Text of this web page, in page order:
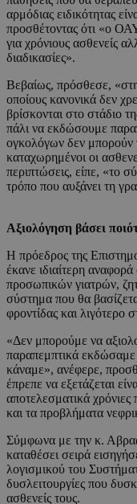
αρμόδιας ειδικότητας
προσθέτοντας ότι «ο
για χρόνιους ασθενείς
διαδικασίες».
Βεβαίως, πρόσθεσε,
οποίους κανονικά δεν
βρίσκονται στο στάδιο
πάλι να εκδώσουμε
ογκολόγων δεν μπορούν
καταχωρημένοι οι
περιπτώσεις, είπε, «το
τρόπο που αυξάνει τη
Αξιολόγηση βάσει
Η πρόεδρος της
έκανε ιδιαίτερη
προσωπικών γιατρών,
σύστημα που θα
φροντίδας και λιγότερο
«Δεν μπορούμε να
παραπεμπτικά εκδώσαμε
κάναμε», ανέφερε,
έπρεπε να εξετάζεται
αποτελεσματικά
και τα προβλήματα
Σύμφωνα με την κ.
καταθέσει σειρά
λογισμικού του
δυσλειτουργίες που
ασθενείς τους.